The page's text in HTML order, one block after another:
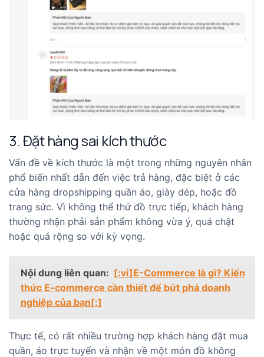
3. Đặt hàng sai kích thước
Vấn đề về kích thước là một trong những nguyên nhân
phổ biến nhất dẫn đến việc trả hàng, đặc biệt ở các
cửa hàng dropshipping quần áo, giày dép, hoặc đồ
trang sức. Vì không thể thử đồ trực tiếp, khách hàng
thường nhận phải sản phẩm không vừa ý, quá chật
hoặc quá rộng so với kỳ vọng.
Nội dung liên quan: [:vi]E-Commerce là gì? Kiến
thức E-commerce cần thiết để bứt phá doanh
nghiệp của bạn[:]
Thực tế, có rất nhiều trường hợp khách hàng đặt mua
quần, áo trực tuyến và nhận về một món đồ không